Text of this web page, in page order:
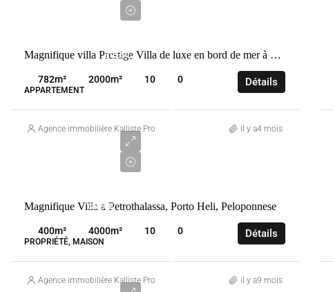
BRÉSIL
Magnifique villa Prestige Villa de luxe en bord de mer à Barracuda Resort-Itacare-
782m² 2000m² 10 0
APPARTEMENT
Détails
Agence immobilière Kalliste Properties il y a4 mois
GRÈCE
4
Magnifique Villa a Petrothalassa, Porto Heli, Peloponnese
400m² 4000m² 10 0
PROPRIÉTÉ, MAISON
Détails
Agence immobilière Kalliste Properties il y a9 mois
4